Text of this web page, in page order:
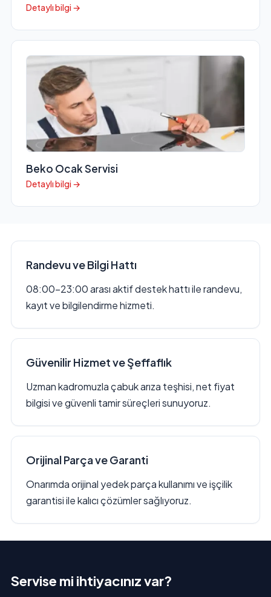
Detaylı bilgi →
Beko Ocak Servisi
Detaylı bilgi →
Randevu ve Bilgi Hattı
08:00–23:00 arası aktif destek hattı ile randevu,
kayıt ve bilgilendirme hizmeti.
Güvenilir Hizmet ve Şeffaflık
Uzman kadromuzla çabuk arıza teşhisi, net fiyat
bilgisi ve güvenli tamir süreçleri sunuyoruz.
Orijinal Parça ve Garanti
Onarımda orijinal yedek parça kullanımı ve işçilik
garantisi ile kalıcı çözümler sağlıyoruz.
Servise mi ihtiyacınız var?